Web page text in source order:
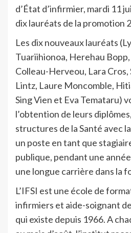
d’État d’infirmier, mardi 11
dix lauréats de la promotion
Les dix nouveaux lauréats
Tuariihionoa, Herehau
Colleau-Herveou, Lara Cros,
Lintz, Laure Moncomble,
Sing Vien et Eva Temataru)
l’obtention de leurs
structures de la Santé avec
un poste en tant que
publique, pendant une
une longue carrière dans la
L’IFSI est une école de
infirmiers et aide-soignant
qui existe depuis 1966. A